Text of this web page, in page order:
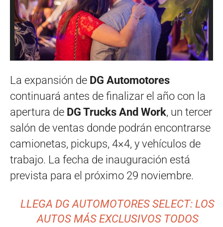
La expansión de DG Automotores
continuará antes de finalizar el año con la
apertura de DG Trucks And Work, un tercer
salón de ventas donde podrán encontrarse
camionetas, pickups, 4×4, y vehículos de
trabajo. La fecha de inauguración está
prevista para el próximo 29 noviembre.
LLEGA DG AUTOMOTORES SELECT: LOS
AUTOS MÁS EXCLUSIVOS TODOS